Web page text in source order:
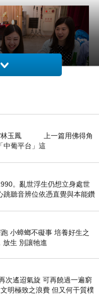
/林玉鳳 上一篇用佛得角
中葡平台」這
。亂世浮生仍想立身處世
跳聽音辨位依憑直覺與本能鑽
個心聲另一個共鳴的
小蟑螂不礙事 培養好生之
放生 別讓牠進
次遙迢氣旋 可再饒過一遍窮
明極致之浪費 但又何干質樸